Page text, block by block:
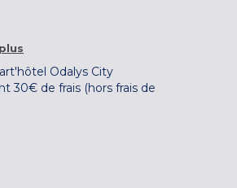
Odalys City
30€ de frais (hors frais de